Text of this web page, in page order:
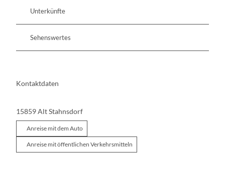
Unterkünfte
Sehenswertes
Kontaktdaten
15859Alt Stahnsdorf
Anreise mit dem Auto
Anreise mit öffentlichen Verkehrsmitteln